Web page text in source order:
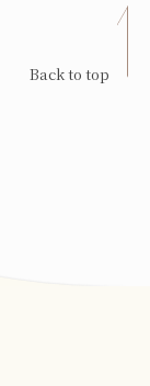
Back to top